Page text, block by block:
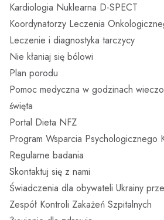
Standardy Ochrony Dzieci
Wniosek o udostępnienie
Zgłaszanie zdarzeń niepożądanych
Raport o stanie zapewniania
publicznego
Prawo Atomowe
Brakowanie dokumentacji medycznej
Agresja słowna
Oddział Radioterapii i
Izba Przyjęć
Blok Położniczo –
Oddział Kardiologii i
Oddział Ginekologiczno –
Onkologicznej
Oddział Noworodkowy
Informacje dla Pacjenta
Badania Scyntygraficzne
Kardiologia Nuklearna D-SPECT
Dokumenty do pobrania
Zakład Patomorfologii
Zakład Diagnostyki Obrazowej
Breast Cancer Unit
Colon Cancer Unit
Koordynatorzy Leczenia
Radioterapia
Zakład Radioterapii
Pracownia Brachyterapii
Pracownie
Opieka Paliatywna i Długoterminowa
Kardiologia Nuklearna D-SPECT
Koordynatorzy Leczenia
Leczenie i diagnostyka tarczycy
Nie kłaniaj się bólowi
Plan porodu
Pomoc medyczna w godzinach
święta
Portal Dieta NFZ
Program Wsparcia Psychologicznego
Regularne badania
Skontaktuj się z nami
Świadczenia dla obywateli Ukrainy
Zespół Kontroli Zakażeń Szpitalnych